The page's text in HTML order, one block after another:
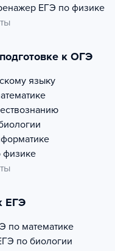
ЕГЭ по физике
к ОГЭ
языку
ЕГЭ
по математике
по биологии